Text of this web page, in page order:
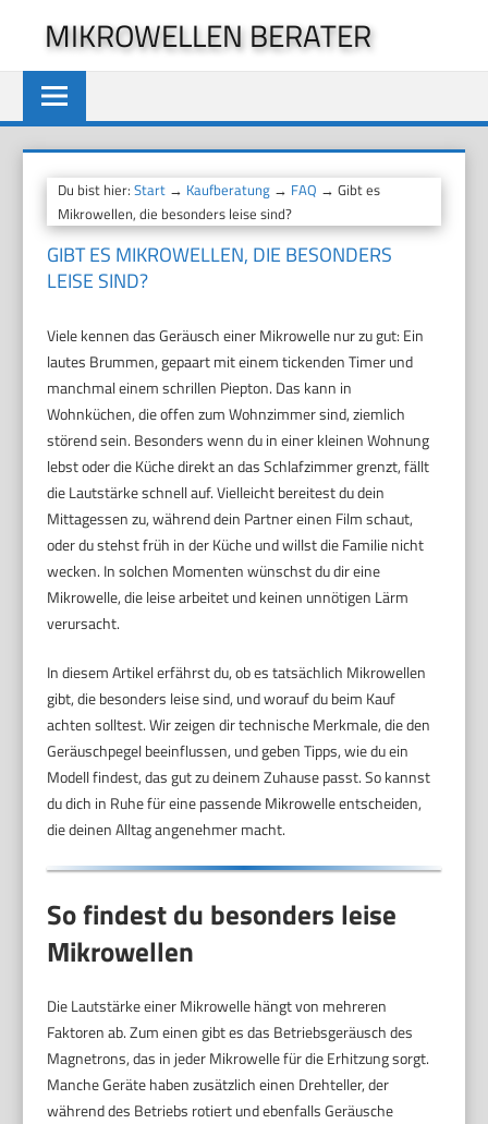
springen
MIKROWELLEN BERATER
Du bist hier:Start → Kaufberatung → FAQ → Gibt es
Mikrowellen, die besonders leise sind?
GIBT ES MIKROWELLEN, DIE BESONDERS
LEISE SIND?
Viele kennen das Geräusch einer Mikrowelle nur zu gut: Ein
lautes Brummen, gepaart mit einem tickenden Timer und
manchmal einem schrillen Piepton. Das kann in
Wohnküchen, die offen zum Wohnzimmer sind, ziemlich
störend sein. Besonders wenn du in einer kleinen Wohnung
lebst oder die Küche direkt an das Schlafzimmer grenzt, fällt
die Lautstärke schnell auf. Vielleicht bereitest du dein
Mittagessen zu, während dein Partner einen Film schaut,
oder du stehst früh in der Küche und willst die Familie nicht
wecken. In solchen Momenten wünschst du dir eine
Mikrowelle, die leise arbeitet und keinen unnötigen Lärm
verursacht.
In diesem Artikel erfährst du, ob es tatsächlich Mikrowellen
gibt, die besonders leise sind, und worauf du beim Kauf
achten solltest. Wir zeigen dir technische Merkmale, die den
Geräuschpegel beeinflussen, und geben Tipps, wie du ein
Modell findest, das gut zu deinem Zuhause passt. So kannst
du dich in Ruhe für eine passende Mikrowelle entscheiden,
die deinen Alltag angenehmer macht.
So findest du besonders leise
Mikrowellen
Die Lautstärke einer Mikrowelle hängt von mehreren
Faktoren ab. Zum einen gibt es das Betriebsgeräusch des
Magnetrons, das in jeder Mikrowelle für die Erhitzung sorgt.
Manche Geräte haben zusätzlich einen Drehteller, der
während des Betriebs rotiert und ebenfalls Geräusche